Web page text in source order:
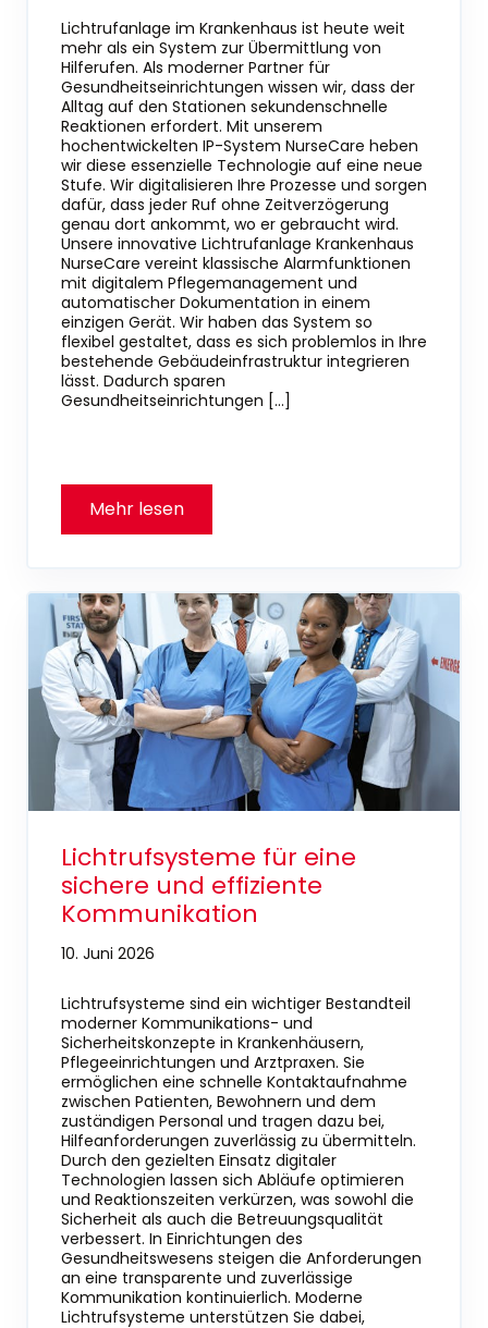
Lichtrufanlage im Krankenhaus ist heute weit
mehr als ein System zur Übermittlung von
Hilferufen. Als moderner Partner für
Gesundheitseinrichtungen wissen wir, dass der
Alltag auf den Stationen sekundenschnelle
Reaktionen erfordert. Mit unserem
hochentwickelten IP-System NurseCare heben
wir diese essenzielle Technologie auf eine neue
Stufe. Wir digitalisieren Ihre Prozesse und sorgen
dafür, dass jeder Ruf ohne Zeitverzögerung
genau dort ankommt, wo er gebraucht wird.
Unsere innovative Lichtrufanlage Krankenhaus
NurseCare vereint klassische Alarmfunktionen
mit digitalem Pflegemanagement und
automatischer Dokumentation in einem
einzigen Gerät. Wir haben das System so
flexibel gestaltet, dass es sich problemlos in Ihre
bestehende Gebäudeinfrastruktur integrieren
lässt. Dadurch sparen
Gesundheitseinrichtungen […]
Lichtrufsysteme für eine
sichere und effiziente
Kommunikation
10. Juni 2026
Lichtrufsysteme sind ein wichtiger Bestandteil
moderner Kommunikations- und
Sicherheitskonzepte in Krankenhäusern,
Pflegeeinrichtungen und Arztpraxen. Sie
ermöglichen eine schnelle Kontaktaufnahme
zwischen Patienten, Bewohnern und dem
zuständigen Personal und tragen dazu bei,
Hilfeanforderungen zuverlässig zu übermitteln.
Durch den gezielten Einsatz digitaler
Technologien lassen sich Abläufe optimieren
und Reaktionszeiten verkürzen, was sowohl die
Sicherheit als auch die Betreuungsqualität
verbessert. In Einrichtungen des
Gesundheitswesens steigen die Anforderungen
an eine transparente und zuverlässige
Kommunikation kontinuierlich. Moderne
Lichtrufsysteme unterstützen Sie dabei,